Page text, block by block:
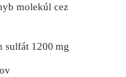
molekúl cez
sulfát 1200 mg